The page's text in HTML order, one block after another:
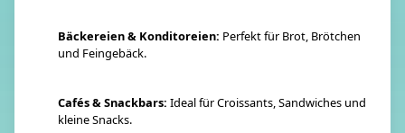
Bäckereien & Konditoreien: Perfekt für Brot, Brötchen
und Feingebäck.
Cafés & Snackbars: Ideal für Croissants, Sandwiches und
kleine Snacks.